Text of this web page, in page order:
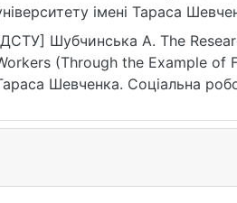
імені Тараса
2-2/19
Шубчинська А. The
(Through the Example of
Шевченка. Соціальна